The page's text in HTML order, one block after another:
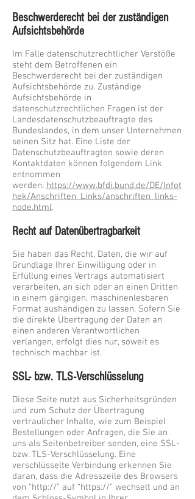
Beschwerderecht bei der zuständigen
Aufsichtsbehörde
Im Falle datenschutzrechtlicher Verstöße
steht dem Betroffenen ein
Beschwerderecht bei der zuständigen
Aufsichtsbehörde zu. Zuständige
Aufsichtsbehörde in
datenschutzrechtlichen Fragen ist der
Landesdatenschutzbeauftragte des
Bundeslandes, in dem unser Unternehmen
seinen Sitz hat. Eine Liste der
Datenschutzbeauftragten sowie deren
Kontaktdaten können folgendem Link
entnommen
werden: https://www.bfdi.bund.de/DE/Infot
hek/Anschriften_Links/anschriften_links-
node.html.
Recht auf Datenübertragbarkeit
Sie haben das Recht, Daten, die wir auf
Grundlage Ihrer Einwilligung oder in
Erfüllung eines Vertrags automatisiert
verarbeiten, an sich oder an einen Dritten
in einem gängigen, maschinenlesbaren
Format aushändigen zu lassen. Sofern Sie
die direkte Übertragung der Daten an
einen anderen Verantwortlichen
verlangen, erfolgt dies nur, soweit es
technisch machbar ist.
SSL- bzw. TLS-Verschlüsselung
Diese Seite nutzt aus Sicherheitsgründen
und zum Schutz der Übertragung
vertraulicher Inhalte, wie zum Beispiel
Bestellungen oder Anfragen, die Sie an
uns als Seitenbetreiber senden, eine SSL-
bzw. TLS-Verschlüsselung. Eine
verschlüsselte Verbindung erkennen Sie
daran, dass die Adresszeile des Browsers
von “http://” auf “https://” wechselt und an